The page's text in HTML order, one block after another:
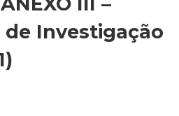
Investigação